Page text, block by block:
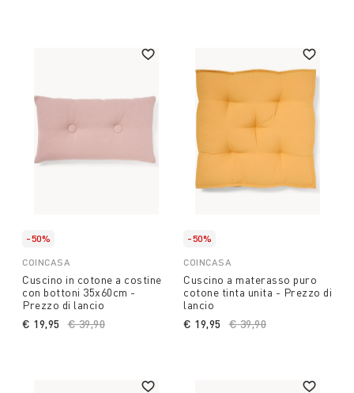
-50%
COINCASA
Cuscino in cotone a costine
con bottoni 35x60cm -
Prezzo di lancio
Price reduced from
€ 39,90
€ 19,95
-50%
COINCASA
Cuscino a materasso puro
cotone tinta unita - Prezzo di
lancio
Price reduced from
€ 39,90
€ 19,95